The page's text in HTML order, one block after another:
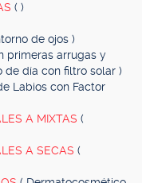
( )
de ojos )
primeras arrugas y
día con filtro solar )
Labios con Factor
A MIXTAS (
A SECAS (